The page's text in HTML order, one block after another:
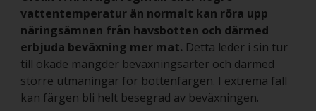
vattentemperatur än normalt kan röra upp
näringsämnen från havsbotten och därmed
erbjuda beväxning mer mat. Detta leder i sin tur
till ökade mängder beväxningsarter och därmed
större utmaningar för bottenfärgen. I extrema fall
kan färgen bli helt besegrad av beväxningen.